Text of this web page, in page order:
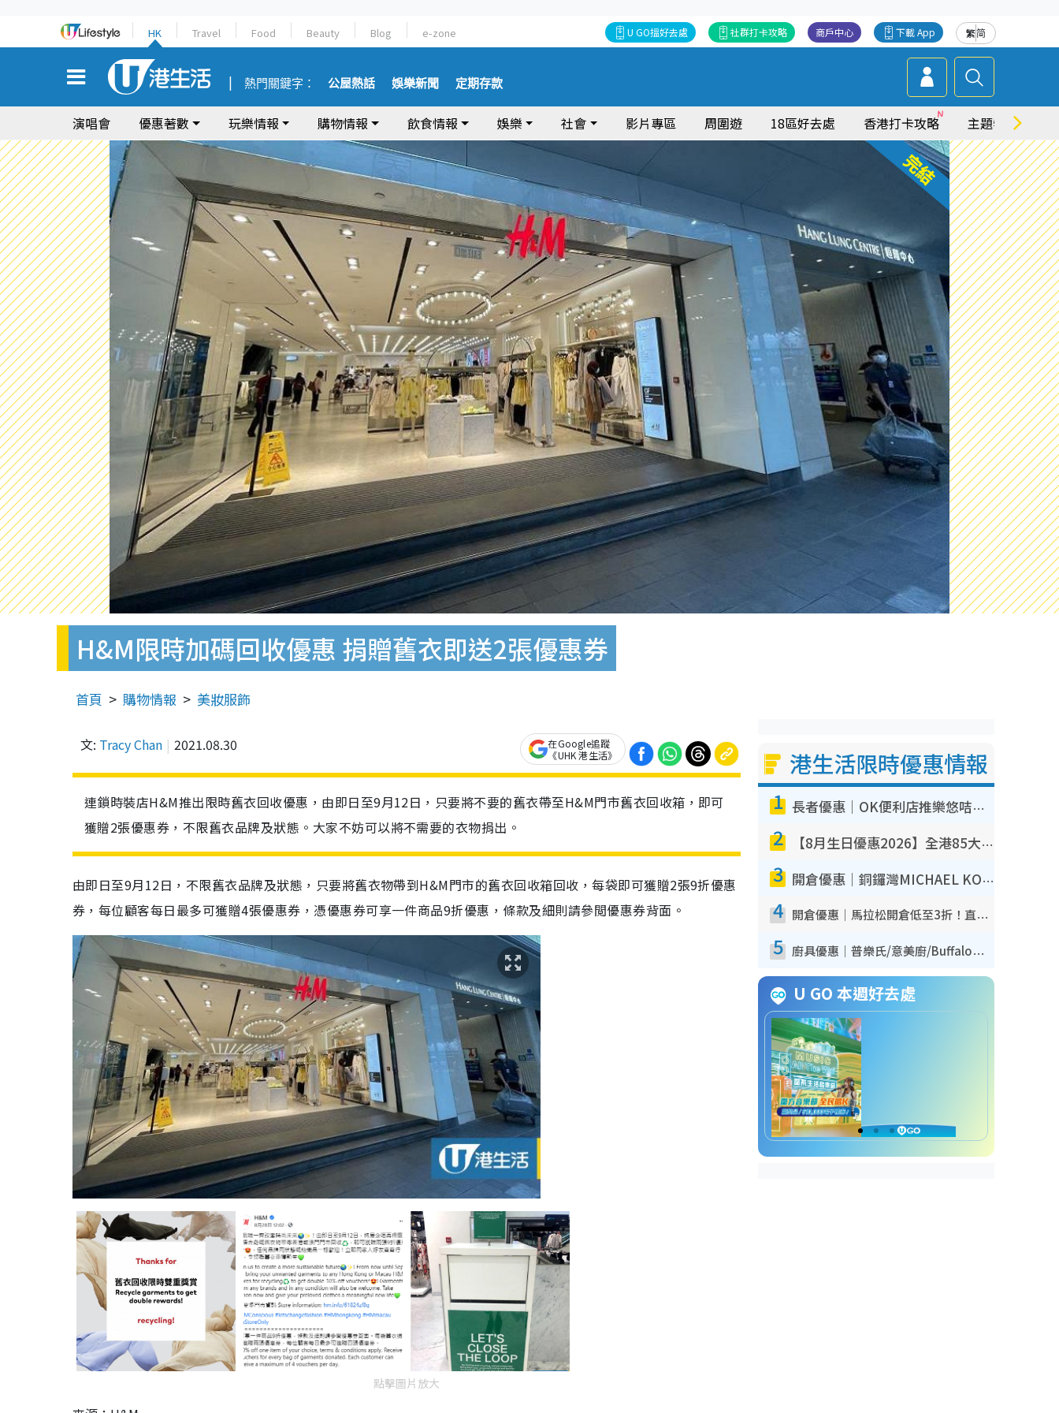
HK Travel Food Beauty Blog e-zone 繁简
下載 App
商戶中心
社群打卡攻略
U GO搵好去處
熱門關鍵字： 公屋熱話 娛樂新聞 定期存款
演唱會 優惠著數 玩樂情報 購物情報 飲食情報 娛樂 社會 影片專區 周圍遊 18區好去處 香港打卡攻略 主題特集
H&M限時加碼回收優惠 捐贈舊衣即送2張優惠券
首頁 購物情報 美妝服飾
文: Tracy Chan 2021.08.30
在Google追蹤
《UHK 港生活》
連鎖時裝店H&M推出限時舊衣回收優惠，由即日至9月12日，只要將不要的舊衣帶至H&M門市舊衣回收箱，即可
獲贈2張優惠券，不限舊衣品牌及狀態。大家不妨可以將不需要的衣物捐出。
由即日至9月12日，不限舊衣品牌及狀態，只要將舊衣物帶到H&M門市的舊衣回收箱回收，每袋即可獲贈2張9折優惠
券，每位顧客每日最多可獲贈4張優惠券，憑優惠券可享一件商品9折優惠，條款及細則請參閲優惠券背面。
點擊圖片放大
港生活限時優惠情報
1 長者優惠｜OK便利店推樂悠咭優惠！買麵包/牛奶/保健品拍卡即減
2 【8月生日優惠2026】全港85大食買玩著數攻略 自助餐/火鍋放題同行免費＋誠品/DONKI送現金券
3 開倉優惠｜銅鑼灣MICHAEL KORS開倉低至17折！直擊$500起買手袋/銀包/鞋款 必買經典Jet Set系列
4 開倉優惠｜馬拉松開倉低至3折！直擊$99起買adidas／New Balance／Puma鞋款 STANLEY保溫杯劈價至$119起
5 廚具優惠｜普樂氏/意美廚/Buffalo廚具低至3折！$89起買煎鍋／炒鑊／個人鍋 同場小家電激減至$99起
U GO 本週好去處